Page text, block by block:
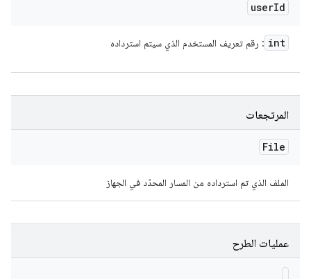
userId
int : رقم تعريف المستخدم الذي سيتم استرداده
المرتجعات
File
الملف الذي تم استرداده من المسار المحدّد في الجهاز
عمليات الطرح